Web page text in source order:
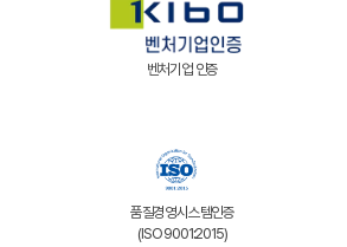
벤처기업 인증
품질경영시스템인증
(ISO 9001:2015)